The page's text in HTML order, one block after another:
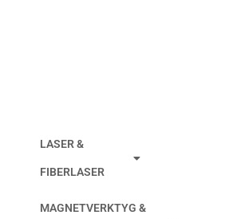
LASER &
FIBERLASER
MAGNETVERKTYG &